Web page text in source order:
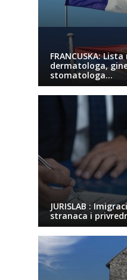
FRANCUSKA:
dermatologa,
stomatologa…
JURISLAB :
stranaca i